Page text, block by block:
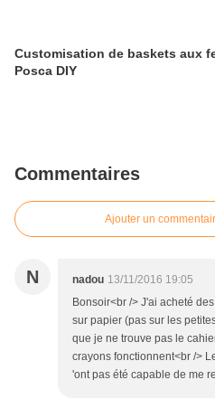
Customisation de baskets aux
Posca DIY
Commentaires
Ajouter un
N nadou 13/11/2016 19:05
Bonsoir<br /> J'ai acheté
sur papier (pas sur les
que je ne trouve pas le
crayons fonctionnent<br />
'ont pas été capable de me